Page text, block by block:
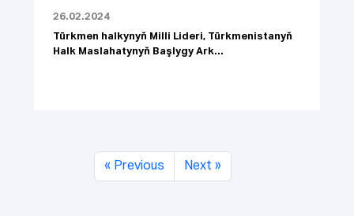
26.02.2024
Türkmen halkynyň Milli Lideri, Türkmenistanyň
Halk Maslahatynyň Başlygy Ark...
« Previous Next »